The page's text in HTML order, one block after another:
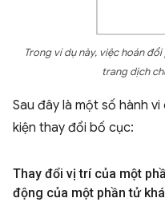
Trong ví dụ này, việc hoán
trang dịch
Sau đây là một số hành
kiện thay đổi bố cục:
Thay đổi vị trí của một
động của một phần tử